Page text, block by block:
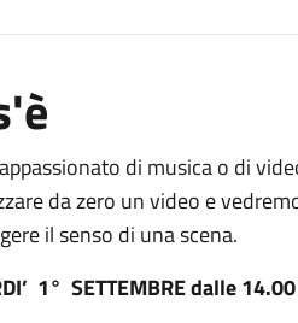
di musica o di
da zero un video e
il senso di una scena.
1° SETTEMBRE dalle